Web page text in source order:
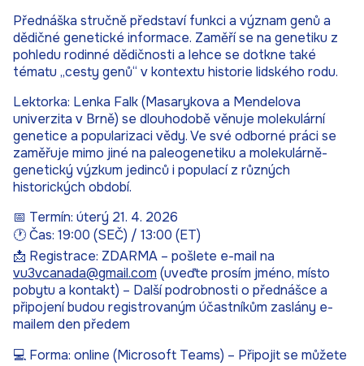
Přednáška stručně představí funkci a význam genů a
dědičné genetické informace. Zaměří se na genetiku z
pohledu rodinné dědičnosti a lehce se dotkne také
tématu „cesty genů“ v kontextu historie lidského rodu.
Lektorka: Lenka Falk (Masarykova a Mendelova
univerzita v Brně) se dlouhodobě věnuje molekulární
genetice a popularizaci vědy. Ve své odborné práci se
zaměřuje mimo jiné na paleogenetiku a molekulárně-
genetický výzkum jedinců i populací z různých
historických období.
📅 Termín: úterý 21. 4. 2026
🕐 Čas: 19:00 (SEČ) / 13:00 (ET)
📩 Registrace: ZDARMA – pošlete e-mail na
vu3vcanada@gmail.com (uveďte prosím jméno, místo
pobytu a kontakt) – Další podrobnosti o přednášce a
připojení budou registrovaným účastníkům zaslány e-
mailem den předem
💻 Forma: online (Microsoft Teams) – Připojit se můžete